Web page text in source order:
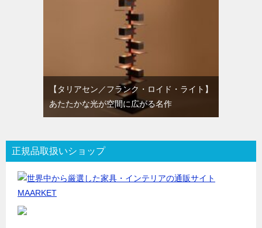
【タリアセン／フランク・ロイド・ライト】
あたたかな光が空間に広がる名作
正規品取扱いショップ